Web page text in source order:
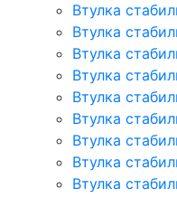
Втулка
Втулка
Втулка
Втулка
Втулка
Втулка
Втулка
Втулка
Втулка